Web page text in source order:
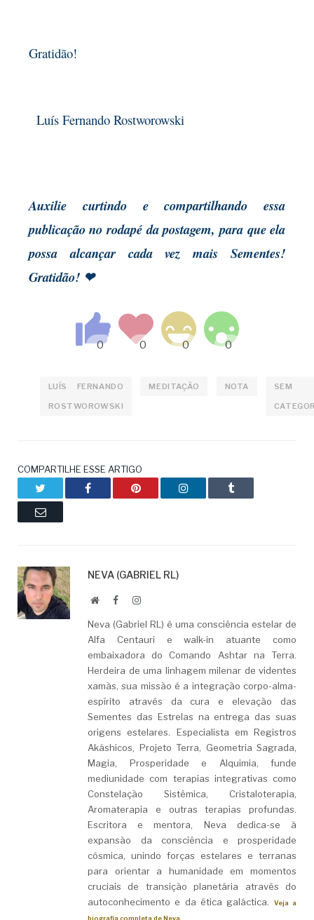
Gratidão!
Luís Fernando Rostworowski
Auxilie curtindo e compartilhando essa
publicação no rodapé da postagem, para que ela
possa alcançar cada vez mais Sementes!
Gratidão! ❤
LUÍS FERNANDO
ROSTWOROWSKI
MEDITAÇÃO NOTA
SEM
COMPARTILHE ESSE ARTIGO
Facebook Pinterest LinkedIn Tumblr
Email
NEVA (GABRIEL RL)
WebsiteFacebookLinkedIn
Neva (Gabriel RL) é uma consciência estelar de
Alfa Centauri e walk-in atuante como
embaixadora do Comando Ashtar na Terra.
Herdeira de uma linhagem milenar de videntes
xamãs, sua missão é a integração corpo-alma-
espírito através da cura e elevação das
Sementes das Estrelas na entrega das suas
origens estelares. Especialista em Registros
Akáshicos, Projeto Terra, Geometria Sagrada,
Magia, Prosperidade e Alquimia, funde
mediunidade com terapias integrativas como
Constelação Sistêmica, Cristaloterapia,
Aromaterapia e outras terapias profundas.
Escritora e mentora, Neva dedica-se à
expansão da consciência e prosperidade
cósmica, unindo forças estelares e terranas
para orientar a humanidade em momentos
cruciais de transição planetária através do
autoconhecimento e da ética galáctica.
Veja a
biografia completa de Neva